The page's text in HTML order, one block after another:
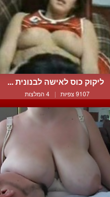
ליקוק כוס לאישה לבנונית ...
9107 צפיות | 4 המלצות